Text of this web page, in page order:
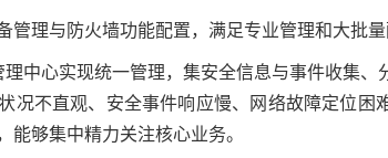
管理与防火墙功能配置，满足专业管理和大批量
中心实现统一管理，集安全信息与事件收集、
况不直观、安全事件响应慢、网络故障定位困
能够集中精力关注核心业务。